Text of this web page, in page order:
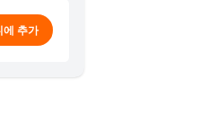
에 추가